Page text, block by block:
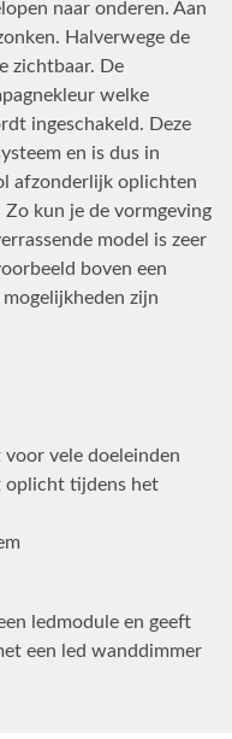
naar onderen. Aan
Halverwege de
zichtbaar. De
welke
ingeschakeld. Deze
en is dus in
afzonderlijk oplichten
kun je de vormgeving
model is zeer
boven een
zijn
vele doeleinden
oplicht tijdens het
ledmodule en geeft
een led wanddimmer